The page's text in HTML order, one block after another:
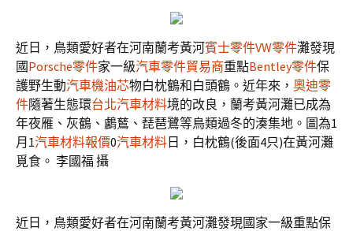
近日，鳥類愛好者在河南蘭考黃河賓士零件VW零件灘發現
國Porsche零件家一級汽車零件貿易商重點Bentley零件保
護野生動汽車機油芯物白枕鶴和白頭鶴。近年來， 奧迪零
件隨著生態環台北汽車材料境的改良，蘭考黃河灘已成為
年夜雁、灰鶴、鸕鶿、琵琶鷺等鳥類過冬的湊集地。圖為1
月1汽車材料報價0汽車材料 日，白枕鶴(後面4只)在黃河灘
覓食。 李國福 攝
近日，鳥類愛好者在河南蘭考黃河灘發現國家一級重點保